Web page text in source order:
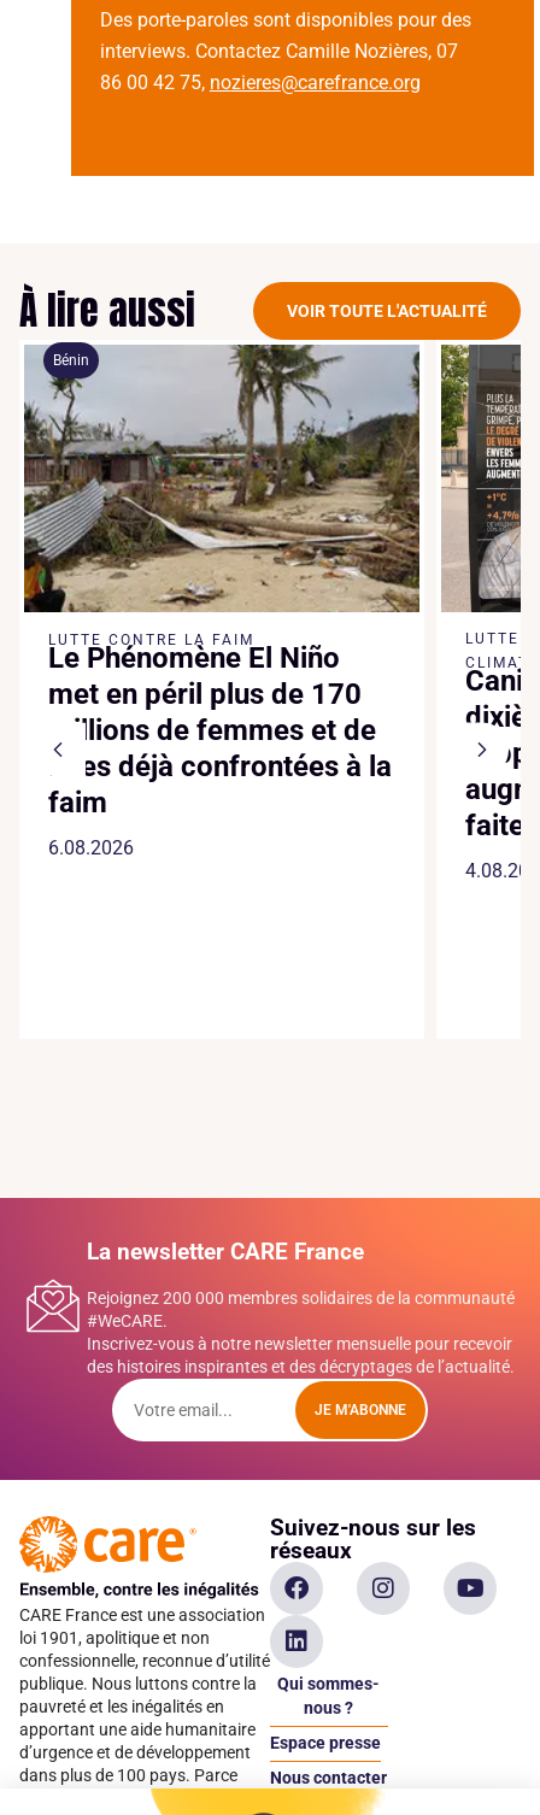
Des porte-paroles sont disponibles pour des
interviews. Contactez Camille Nozières, 07
86 00 42 75, nozieres@carefrance.org
À lire aussi VOIR TOUTE L'ACTUALITÉ
Bénin
LUTTE CONTRE LA FAIM
Le Phénomène El Niño
met en péril plus de 170
millions de femmes et de
filles déjà confrontées à la
faim
6.08.2026
LUTTE
La newsletter CARE France
Rejoignez 200 000 membres solidaires de la communauté
#WeCARE.
Inscrivez-vous à notre newsletter mensuelle pour recevoir
des histoires inspirantes et des décryptages de l’actualité.
JE M'ABONNE
CARE France est une association
loi 1901, apolitique et non
confessionnelle, reconnue d’utilité
publique. Nous luttons contre la
pauvreté et les inégalités en
apportant une aide humanitaire
d’urgence et de développement
dans plus de 100 pays. Parce
qu’elles sont les premières
Suivez-nous sur les
réseaux
Qui sommes-
nous ?
Espace presse
Nous contacter